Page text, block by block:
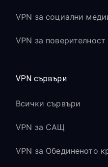
VPN за социални
VPN за поверителност
VPN сървъри
Всички сървъри
VPN за САЩ
VPN за Обединеното